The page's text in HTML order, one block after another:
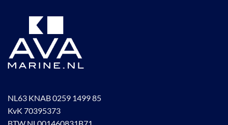
NL63 KNAB 0259 1499 85
KvK 70395373